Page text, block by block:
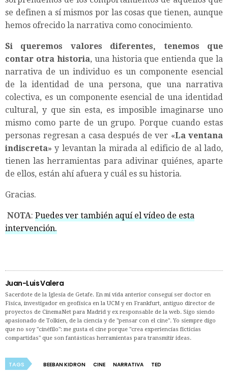
se definen a sí mismos por las cosas que tienen, aunque
hemos ofrecido la narrativa como conocimiento.
Si queremos valores diferentes, tenemos que
contar otra historia, una historia que entienda que la
narrativa de un individuo es un componente esencial
de la identidad de una persona, que una narrativa
colectiva, es un componente esencial de una identidad
cultural, y que sin esta, es imposible imaginarse uno
mismo como parte de un grupo. Porque cuando estas
personas regresan a casa después de ver «La ventana
indiscreta» y levantan la mirada al edificio de al lado,
tienen las herramientas para adivinar quiénes, aparte
de ellos, están ahí afuera y cuál es su historia.
Gracias.
NOTA: Puedes ver también aquí el vídeo de esta
intervención.
Juan-Luis Valera
Sacerdote de la Iglesia de Getafe. En mi vida anterior conseguí ser doctor en
Física, investigador en geofísica en la UCM y en Frankfurt, antiguo director de
proyectos de CinemaNet para Madrid y ex responsable de la web. Sigo siendo
apasionado de Tolkien, de la ciencia y de "pensar con el cine". Yo siempre digo
que no soy "cinéfilo": me gusta el cine porque "crea experiencias ficticias
compartidas" que son fantásticas herramientas para transmitir ideas.
TAGS BEEBAN KIDRON CINE NARRATIVA TED